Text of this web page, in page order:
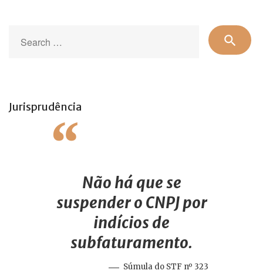
for:
search
Jurisprudência
Não há que se
suspender o CNPJ por
indícios de
subfaturamento.
Súmula do STF nº 323